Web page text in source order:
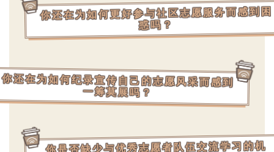
你还在为如何更好参与社区志愿服务而感到困
惑吗？
你还在为如何纪录宣传自己的志愿风采而感到
一筹莫展吗？
你是否缺少与优秀志愿者队伍交流学习的机